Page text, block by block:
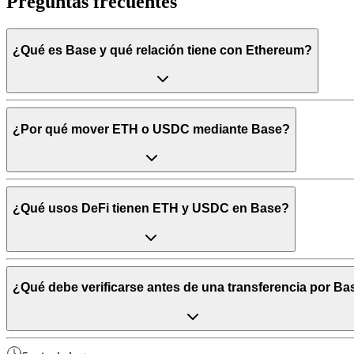
¿Qué es Base y qué relación tiene con Ethereum?
¿Por qué mover ETH o USDC mediante Base?
¿Qué usos DeFi tienen ETH y USDC en Base?
¿Qué debe verificarse antes de una transferencia por